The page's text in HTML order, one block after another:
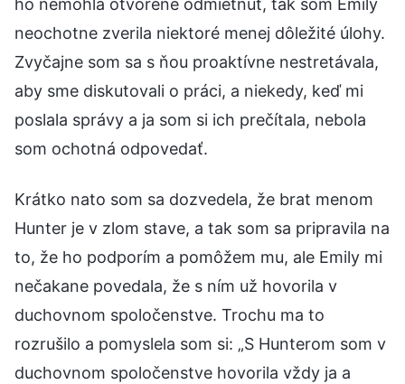
neochotne zverila niektoré menej dôležité úlohy.
Zvyčajne som sa s ňou proaktívne nestretávala,
aby sme diskutovali o práci, a niekedy, keď mi
poslala správy a ja som si ich prečítala, nebola
som ochotná odpovedať.
Krátko nato som sa dozvedela, že brat menom
Hunter je v zlom stave, a tak som sa pripravila na
to, že ho podporím a pomôžem mu, ale Emily mi
nečakane povedala, že s ním už hovorila v
duchovnom spoločenstve. Trochu ma to
rozrušilo a pomyslela som si: „S Hunterom som v
duchovnom spoločenstve hovorila vždy ja a